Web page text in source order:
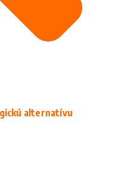
alternatívu